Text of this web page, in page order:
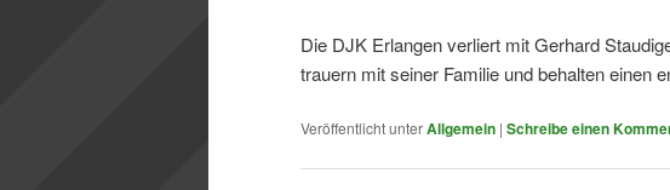
Die DJK Erlangen verliert mit Gerhard
trauern mit seiner Familie und behalten einen
Veröffentlicht unterAllgemein | Schreibe einen